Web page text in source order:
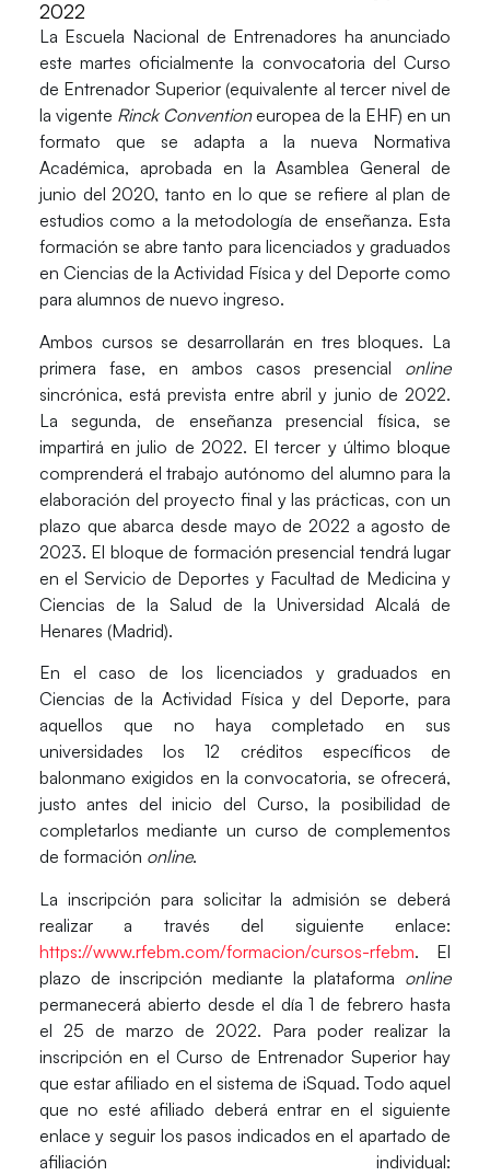
2022
La Escuela Nacional de Entrenadores ha anunciado
este martes oficialmente la convocatoria delCurso
de Entrenador Superior(equivalente al tercer nivel de
la vigente Rinck Conventioneuropea de la EHF) en un
formato que se adapta a la nueva Normativa
Académica, aprobada en la Asamblea General de
junio del 2020, tanto en lo que se refiere al plan de
estudios como a la metodología de enseñanza. Esta
formación se abre tanto para licenciados y graduados
en Ciencias de la Actividad Física y del Deporte como
para alumnos de nuevo ingreso.
Ambos cursos se desarrollarán en tres bloques. La
primera fase, en ambos casos presencial online
sincrónica, está prevista entre abril y junio de 2022.
La segunda, de enseñanza presencial física, se
impartirá en julio de 2022. El tercer y último bloque
comprenderá el trabajo autónomo del alumno para la
elaboración del proyecto final y las prácticas, con un
plazo que abarca desde mayo de 2022 a agosto de
2023. El bloque de formación presencial tendrá lugar
en el Servicio de Deportes y Facultad de Medicina y
Ciencias de la Salud de la Universidad Alcalá de
Henares (Madrid).
En el caso de los licenciados y graduados en
Ciencias de la Actividad Física y del Deporte, para
aquellos que no haya completado en sus
universidades los 12 créditos específicos de
balonmano exigidos en la convocatoria, se ofrecerá,
justo antes del inicio del Curso, la posibilidad de
completarlos mediante un curso de complementos
de formación online.
La inscripción para solicitar la admisión se deberá
realizar a través del siguiente enlace:
https://www.rfebm.com/formacion/cursos-rfebm. El
plazo de inscripción mediante la plataforma online
permanecerá abierto desde el día 1 de febrero hasta
el 25 de marzo de 2022. Para poder realizar la
inscripción en el Curso de Entrenador Superior hay
que estar afiliado en el sistema de iSquad. Todo aquel
que no esté afiliado deberá entrar en el siguiente
enlace y seguir los pasos indicados en el apartado de
afiliación individual: